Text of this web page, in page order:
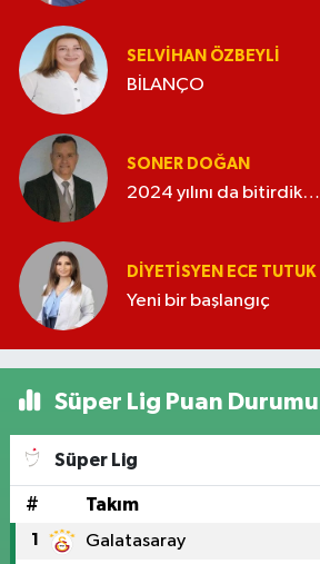
SELVIHAN ÖZBEYLI
BİLANÇO
SONER DOĞAN
2024 yılını da bitirdik…
DIYETISYEN ECE TUTUK
Yeni bir başlangıç
Süper Lig Puan Durumu
Süper Lig
# Takım
1 Galatasaray